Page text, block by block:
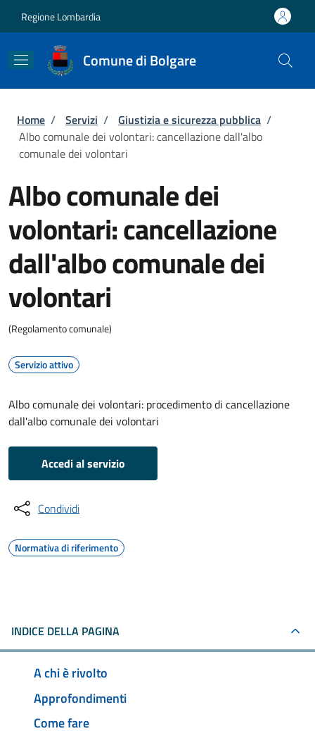
Regione Lombardia
Comune di Bolgare
Briciole di pane
Home / Servizi / Giustizia e sicurezza pubblica /
Albo comunale dei volontari: cancellazione dall'albo
comunale dei volontari
Albo comunale dei
volontari: cancellazione
dall'albo comunale dei
volontari
(Regolamento comunale)
Servizio attivo
Albo comunale dei volontari: procedimento di cancellazione
dall'albo comunale dei volontari
Accedi al servizio
Condividi
Normativa di riferimento
INDICE DELLA PAGINA
A chi è rivolto
Approfondimenti
Come fare